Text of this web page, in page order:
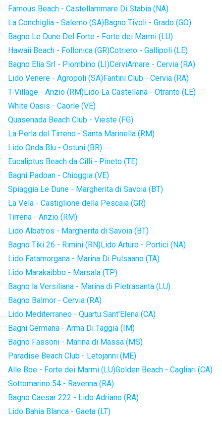
Famous Beach - Castellammare Di Stabia (NA)
La Conchiglia - Salerno (SA)Bagno Tivoli - Grado (GO)
Bagno Le Dune Del Forte - Forte dei Marmi (LU)
Hawaii Beach - Follonica (GR)Cotriero - Gallipoli (LE)
Bagno Elia Srl - Piombino (LI)CerviAmare - Cervia (RA)
Lido Venere - Agropoli (SA)Fantini Club - Cervia (RA)
T-Village - Anzio (RM)Lido La Castellana - Otranto (LE)
White Oasis - Caorle (VE)
Quasenada Beach Club - Vieste (FG)
La Perla del Tirreno - Santa Marinella (RM)
Lido Onda Blu - Ostuni (BR)
Eucaliptus Beach da Cilli - Pineto (TE)
Bagni Padoan - Chioggia (VE)
Spiaggia Le Dune - Margherita di Savoia (BT)
La Vela - Castiglione della Pescaia (GR)
Tirrena - Anzio (RM)
Lido Albatros - Margherita di Savoia (BT)
Bagno Tiki 26 - Rimini (RN)Lido Arturo - Portici (NA)
Lido Fatamorgana - Marina Di Pulsaano (TA)
Lido Marakaibbo - Marsala (TP)
Bagno la Versiliana - Marina di Pietrasanta (LU)
Bagno Balmor - Cervia (RA)
Lido Mediterraneo - Quartu Sant'Elena (CA)
Bagni Germana - Arma Di Taggia (IM)
Bagno Fassoni - Marina di Massa (MS)
Paradise Beach Club - Letojanni (ME)
Alle Boe - Forte dei Marmi (LU)Golden Beach - Cagliari (CA)
Sottomarino 54 - Ravenna (RA)
Bagno Caesar 222 - Lido Adriano (RA)
Lido Bahia Blanca - Gaeta (LT)